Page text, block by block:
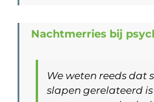
Nachtmerries bij
We weten reeds dat
slapen gerelateerd